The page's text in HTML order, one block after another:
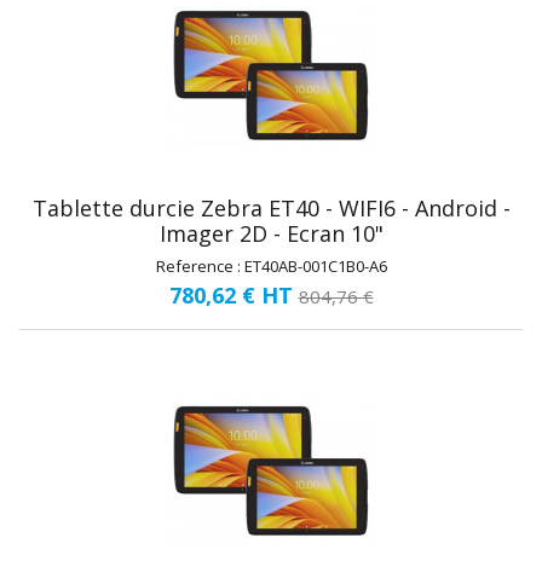
Tablette durcie Zebra ET40 - WIFI6 - Android -
Imager 2D - Ecran 10"
Reference : ET40AB-001C1B0-A6
780,62 € HT 804,76 €